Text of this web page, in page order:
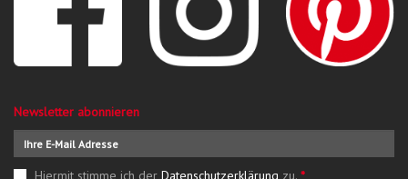
Newsletter abonnieren
Hiermit stimme ich der Datenschutzerklärung zu. *